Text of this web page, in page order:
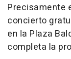
Precisamente
concierto
en la Plaza
completa la